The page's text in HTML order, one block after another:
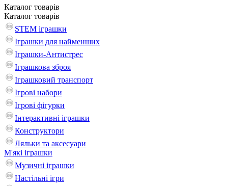
Каталог товарів
Каталог товарів
STEM іграшки
Іграшки для найменших
Іграшки-Антистрес
Іграшкова зброя
Іграшковий транспорт
Ігрові набори
Ігрові фігурки
Інтерактивні іграшки
Конструктори
Ляльки та аксесуари
М'які іграшки
Музичні іграшки
Настільні iгри